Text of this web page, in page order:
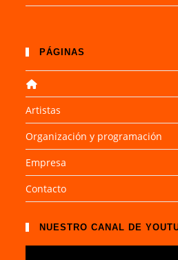
PÁGINAS
Artistas
Organización y programación
Empresa
Contacto
NUESTRO CANAL DE